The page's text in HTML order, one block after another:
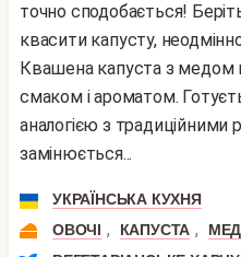
точно сподобається!
квасити капусту,
Квашена капуста з медом
смаком і ароматом.
аналогією з традиційними
замінюється...
УКРАЇНСЬКА КУХНЯ
ОВОЧІ , КАПУСТА ,
МЕД